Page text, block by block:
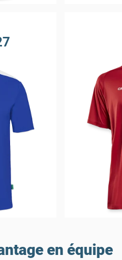
en équipe